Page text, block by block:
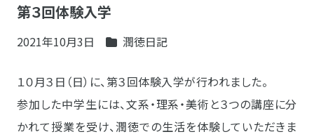
第３回体験入学
2021年10月3日 潤徳日記
１０月３日（日）に、第３回体験入学が行われました。
参加した中学生には、文系・理系・美術と３つの講座に分
かれて授業を受け、潤徳での生活を体験していただきま